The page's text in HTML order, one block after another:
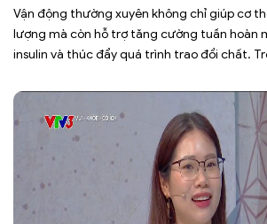
Vận động thường xuyên không chỉ giúp cơ
lượng mà còn hỗ trợ tăng cường tuần hoàn
insulin và thúc đẩy quá trình trao đổi chất.
[…]